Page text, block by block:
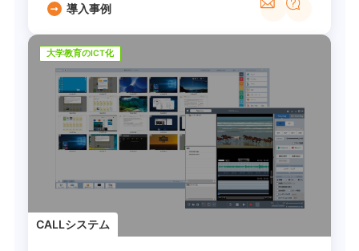
導入事例
大学教育のICT化
CALLシステム